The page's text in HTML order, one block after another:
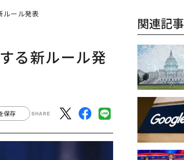
ルール発表
る新ルール発
保存
関連記事